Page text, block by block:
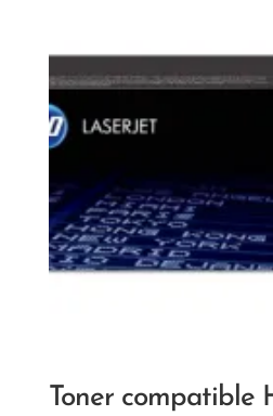
Toner compatible